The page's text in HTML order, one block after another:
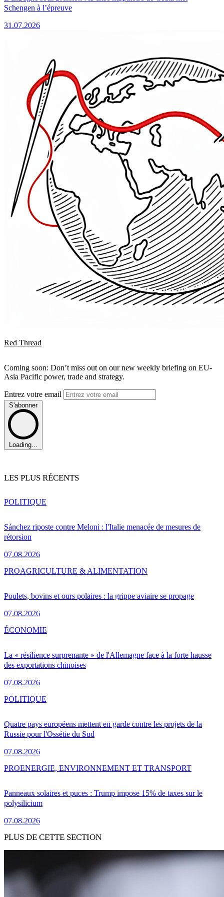
Schengen à l’épreuve
31.07.2026
Red Thread
Coming soon: Don’t miss out on our new weekly briefing on EU-
Asia Pacific power, trade and strategy.
Entrez votre email
S'abonner
Loading...
LES PLUS RÉCENTS
Sánchez riposte contre Meloni : l'Italie menacée de mesures de
rétorsion
07.08.2026
POLITIQUE
Poulets, bovins et ours polaires : la grippe aviaire se propage
07.08.2026
PROAGRICULTURE & ALIMENTATION
La « résilience surprenante » de l'Allemagne face à la forte hausse
des exportations chinoises
07.08.2026
ÉCONOMIE
Quatre pays européens mettent en garde contre les projets de la
Russie pour l'Ossétie du Sud
07.08.2026
POLITIQUE
Panneaux solaires et puces : Trump impose 15% de taxes sur le
polysilicium
07.08.2026
PROENERGIE, ENVIRONNEMENT ET TRANSPORT
PLUS DE CETTE SECTION